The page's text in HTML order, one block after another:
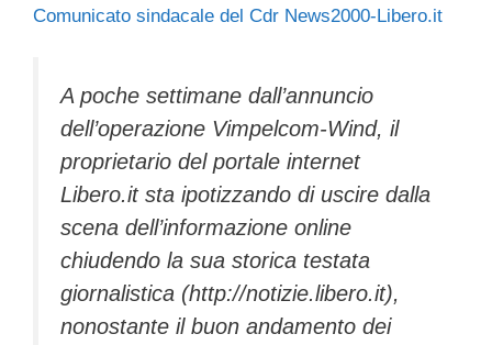
Comunicato sindacale del Cdr News2000-Libero.it
A poche settimane dall’annuncio
dell’operazione Vimpelcom-Wind, il
proprietario del portale internet
Libero.it sta ipotizzando di uscire dalla
scena dell’informazione online
chiudendo la sua storica testata
giornalistica (http://notizie.libero.it),
nonostante il buon andamento dei